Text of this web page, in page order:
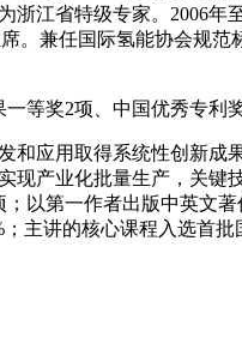
江省特级专家。2006年
。兼任国际氢能协会规
等奖2项、中国优秀专利
和应用取得系统性创新成
产业化批量生产，关键
以第一作者出版中英文
主讲的核心课程入选首批